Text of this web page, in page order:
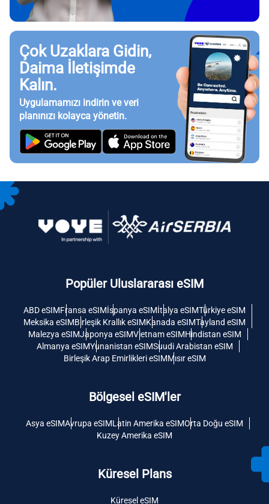
Çok Uzaklara Gidin,
Daima İletişimde
Kalın.
Uygulamamızı indirin ve veri
planınızı kolayca yönetin.
Popüler Uluslararası eSIM
ABD eSIMFransa eSIMİspanya eSIMİtalya eSIMTürkiye eSIM
Meksika eSIMBirleşik Krallık eSIMKanada eSIMTayland eSIM
Malezya eSIMJaponya eSIMVietnam eSIMHindistan eSIM
Almanya eSIMYunanistan eSIMSuudi Arabistan eSIM
Birleşik Arap Emirlikleri eSIMMısır eSIM
Bölgesel eSIM'ler
Asya eSIMAvrupa eSIMLatin Amerika eSIMOrta Doğu eSIM
Kuzey Amerika eSIM
Küresel Plans
Küresel eSIM